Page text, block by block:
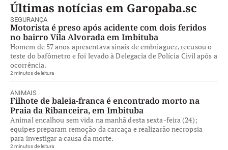
Últimas notícias em Garopaba.sc
SEGURANÇA
Motorista é preso após acidente com dois feridos
no bairro Vila Alvorada em Imbituba
Homem de 57 anos apresentava sinais de embriaguez, recusou o
teste do bafômetro e foi levado à Delegacia de Polícia Civil após a
ocorrência.
2 minutos de leitura
ANIMAIS
Filhote de baleia-franca é encontrado morto na
Praia da Ribanceira, em Imbituba
Animal encalhou sem vida na manhã desta sexta-feira (24);
equipes preparam remoção da carcaça e realizarão necropsia
para investigar a causa da morte.
2 minutos de leitura